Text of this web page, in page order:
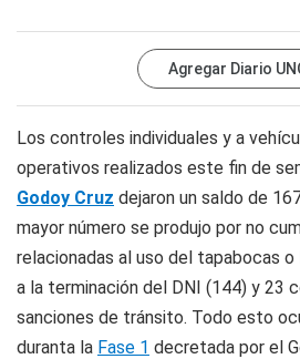
Agregar Diario
Los controles individuales y a
operativos realizados este fin de
Godoy Cruz dejaron un saldo de
mayor número se produjo por no
relacionadas al uso del tapabocas
a la terminación del DNI (144) y 23
sanciones de tránsito. Todo esto
duranta la Fase 1 decretada por el